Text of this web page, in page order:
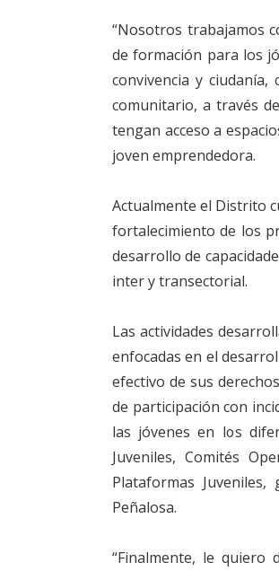
“Nosotros trabajamos
de formación para los
convivencia y
comunitario, a través
tengan acceso a
joven emprendedora.
Actualmente el Distrito
fortalecimiento de los
desarrollo de
inter y transectorial.
Las actividades
enfocadas en el
efectivo de sus
de participación con
las jóvenes en los
Juveniles, Comités
Plataformas
Peñalosa.
“Finalmente, le quiero